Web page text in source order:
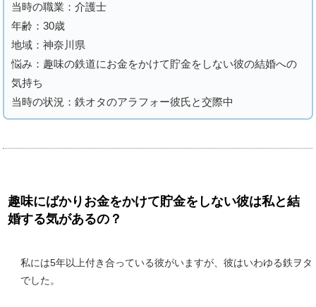
当時の職業：介護士
年齢：30歳
地域：神奈川県
悩み：趣味の鉄道にお金をかけて貯金をしない彼の結婚への
気持ち
当時の状況：鉄オタのアラフォー彼氏と交際中
趣味にばかりお金をかけて貯金をしない彼は私と結
婚する気があるの？
私には5年以上付き合っている彼がいますが、彼はいわゆる鉄ヲタ
でした。